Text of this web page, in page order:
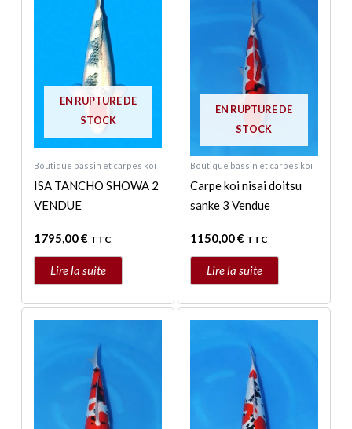
EN RUPTURE DE
STOCK
Boutique bassin et carpes koï
ISA TANCHO SHOWA 2
VENDUE
1795,00€ TTC
Lire la suite
EN RUPTURE DE
STOCK
Boutique bassin et carpes koï
Carpe koi nisai doitsu
sanke 3 Vendue
1150,00€ TTC
Lire la suite